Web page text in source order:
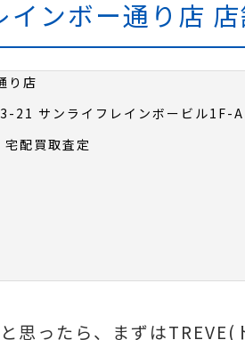
ンボー通り店
り店
21 サンライフレインボービル1F-A
配買取査定
思ったら、まずは